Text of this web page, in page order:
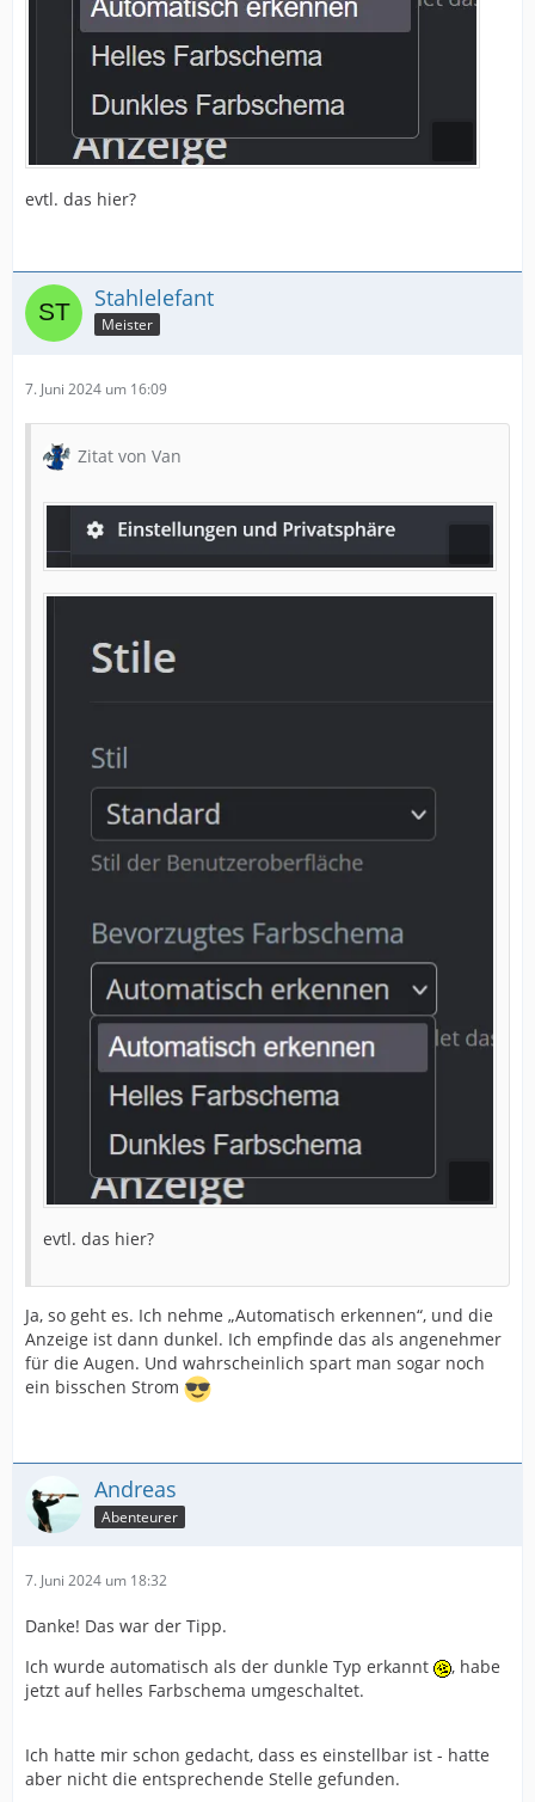
evtl. das hier?
Stahlelefant
Meister
7. Juni 2024 um 16:09
Zitat von Van
evtl. das hier?
Ja, so geht es. Ich nehme „Automatisch erkennen“, und die
Anzeige ist dann dunkel. Ich empfinde das als angenehmer
für die Augen. Und wahrscheinlich spart man sogar noch
ein bisschen Strom
Andreas
Abenteurer
7. Juni 2024 um 18:32
Danke! Das war der Tipp.
Ich wurde automatisch als der dunkle Typ erkannt
, habe
jetzt auf helles Farbschema umgeschaltet.
Ich hatte mir schon gedacht, dass es einstellbar ist - hatte
aber nicht die entsprechende Stelle gefunden.